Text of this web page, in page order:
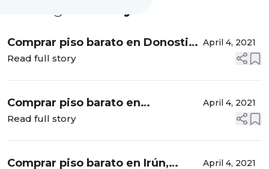
Comprar piso barato en Donostia
– San Sebastián, ¿Cómo saber si
April 4, 2021
Read full story
Comprar piso barato en
Hondarribia, ¿Cómo saber si una
April 4, 2021
Read full story
Comprar piso barato en Irún, April 4, 2021